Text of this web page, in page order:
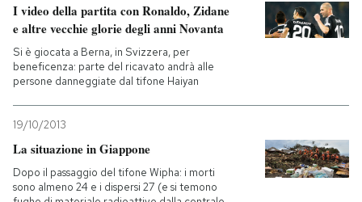
I video della partita con Ronaldo, Zidane
e altre vecchie glorie degli anni Novanta
Si è giocata a Berna, in Svizzera, per
beneficenza: parte del ricavato andrà alle
persone danneggiate dal tifone Haiyan
19/10/2013
La situazione in Giappone
Dopo il passaggio del tifone Wipha: i morti
sono almeno 24 e i dispersi 27 (e si temono